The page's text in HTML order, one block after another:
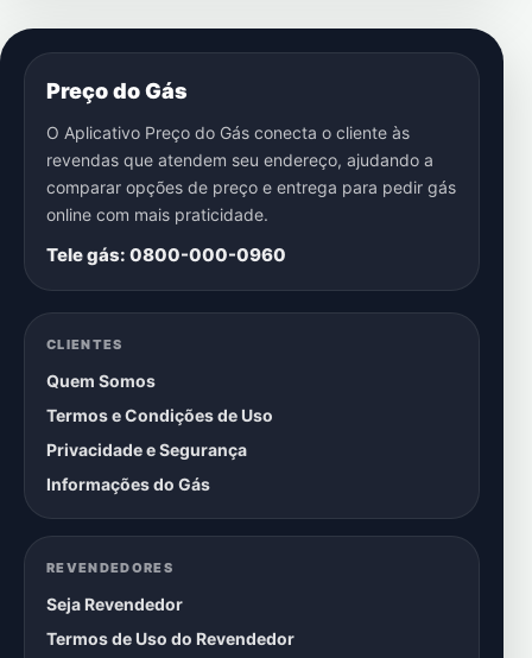
Preço do Gás
O Aplicativo Preço do Gás conecta o cliente às
revendas que atendem seu endereço, ajudando a
comparar opções de preço e entrega para pedir gás
online com mais praticidade.
Tele gás: 0800-000-0960
CLIENTES
Quem Somos
Termos e Condições de Uso
Privacidade e Segurança
Informações do Gás
REVENDEDORES
Seja Revendedor
Termos de Uso do Revendedor